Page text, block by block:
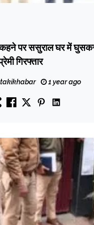
पर ससुराल घर में घुसकर
गिरफ्तार
1 year ago